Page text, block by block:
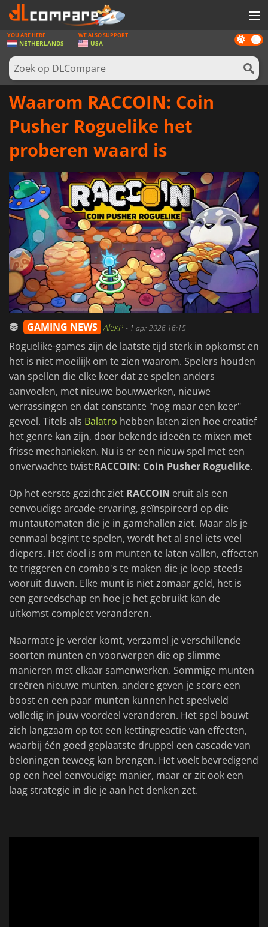
SPELLEN
GAME CARDS
SOFTWARE
LOG IN OF REGISTREER
Dark
mode
YOU ARE HERE
NETHERLANDS
WE ALSO SUPPORT
USA
Waarom RACCOIN: Coin
Pusher Roguelike het
proberen waard is
GAMING NEWS AlexP - 1 apr 2026 16:15
Roguelike-games zijn de laatste tijd sterk in opkomst en
het is niet moeilijk om te zien waarom. Spelers houden
van spellen die elke keer dat ze spelen anders
aanvoelen, met nieuwe bouwwerken, nieuwe
verrassingen en dat constante "nog maar een keer"
gevoel. Titels als Balatro hebben laten zien hoe creatief
het genre kan zijn, door bekende ideeën te mixen met
frisse mechanieken. Nu is er een nieuw spel met een
onverwachte twist:RACCOIN: Coin Pusher Roguelike.
Op het eerste gezicht ziet RACCOIN eruit als een
eenvoudige arcade-ervaring, geïnspireerd op die
muntautomaten die je in gamehallen ziet. Maar als je
eenmaal begint te spelen, wordt het al snel iets veel
diepers. Het doel is om munten te laten vallen, effecten
te triggeren en combo's te maken die je loop steeds
vooruit duwen. Elke munt is niet zomaar geld, het is
een gereedschap en hoe je het gebruikt kan de
uitkomst compleet veranderen.
Naarmate je verder komt, verzamel je verschillende
soorten munten en voorwerpen die op slimme
manieren met elkaar samenwerken. Sommige munten
creëren nieuwe munten, andere geven je score een
boost en een paar munten kunnen het speelveld
volledig in jouw voordeel veranderen. Het spel bouwt
zich langzaam op tot een kettingreactie van effecten,
waarbij één goed geplaatste druppel een cascade van
beloningen teweeg kan brengen. Het voelt bevredigend
op een heel eenvoudige manier, maar er zit ook een
laag strategie in die je aan het denken zet.